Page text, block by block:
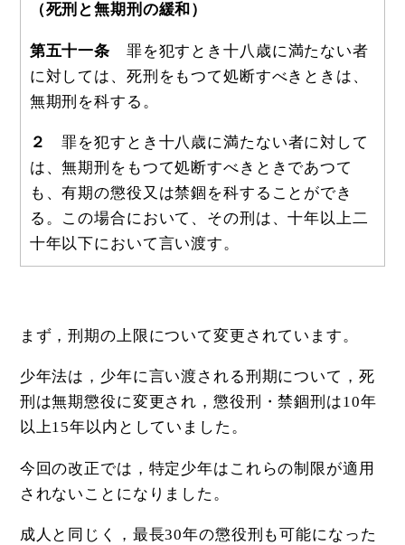
（死刑と無期刑の緩和）
第五十一条 罪を犯すとき十八歳に満たない者
に対しては、死刑をもつて処断すべきときは、
無期刑を科する。
２
罪を犯すとき十八歳に満たない者に対して
は、無期刑をもつて処断すべきときであつて
も、有期の懲役又は禁錮を科することができ
る。この場合において、その刑は、十年以上二
十年以下において言い渡す。
まず，刑期の上限について変更されています。
少年法は，少年に言い渡される刑期について，死
刑は無期懲役に変更され，懲役刑・禁錮刑は10年
以上15年以内としていました。
今回の改正では，特定少年はこれらの制限が適用
されないことになりました。
成人と同じく，最長30年の懲役刑も可能になった